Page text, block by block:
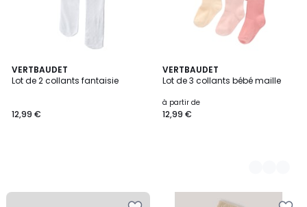
VERTBAUDET
Lot de 2 collants fantaisie
12,99 €
VERTBAUDET
Lot de 3 collants bébé maille
à partir de
12,99 €
3
Couleurs